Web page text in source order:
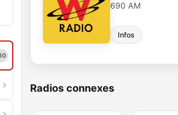
690 AM
Infos
Radios connexes